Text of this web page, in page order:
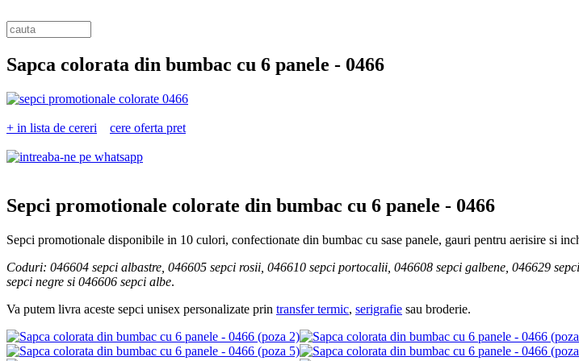
Sapca colorata din bumbac cu 6 panele - 0466
+ in lista de cereri cere oferta pret
Sepci promotionale colorate din bumbac cu 6 panele - 0466
Sepci promotionale disponibile in 10 culori, confectionate din bumbac cu sase panele, gauri pentru aerisire si
Coduri: 046604 sepci albastre, 046605 sepci rosii, 046610 sepci portocalii, 046608 sepci galbene, 046629
sepci negre si 046606 sepci albe.
Va putem livra aceste sepci unisex personalizate prin transfer termic, serigrafie sau broderie.